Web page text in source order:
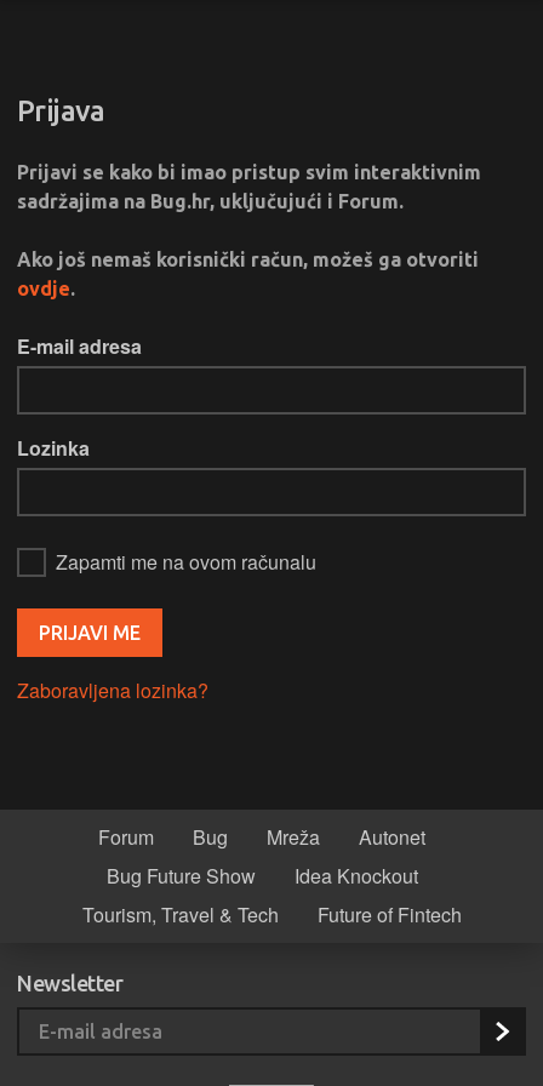
Prijava
Prijavi se kako bi imao pristup svim interaktivnim
sadržajima na Bug.hr, uključujući i Forum.
Ako još nemaš korisnički račun, možeš ga otvoriti
ovdje.
E-mail adresa
Lozinka
Zapamti me na ovom računalu
Zaboravljena lozinka?
Forum Bug Mreža
Autonet
Bug Future Show
Idea Knockout
Tourism, Travel & Tech
Future of Fintech
Newsletter